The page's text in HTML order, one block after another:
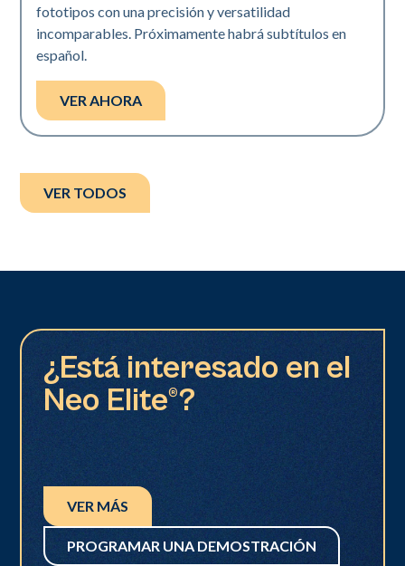
fototipos con una precisión y versatilidad
incomparables. Próximamente habrá subtítulos en
español.
VER AHORA
VER TODOS
¿Está interesado en el
Neo Elite®?
VER MÁS
PROGRAMAR UNA DEMOSTRACIÓN